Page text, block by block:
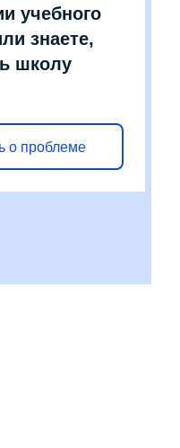
учебного
знаете,
школу
о проблеме